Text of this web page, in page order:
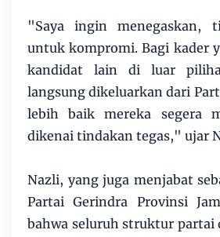
"Saya ingin menegaskan,
untuk kompromi. Bagi kader
kandidat lain di luar
langsung dikeluarkan dari
lebih baik mereka segera
dikenai tindakan tegas," ujar
Nazli, yang juga menjabat
Partai Gerindra Provinsi
bahwa seluruh struktur partai